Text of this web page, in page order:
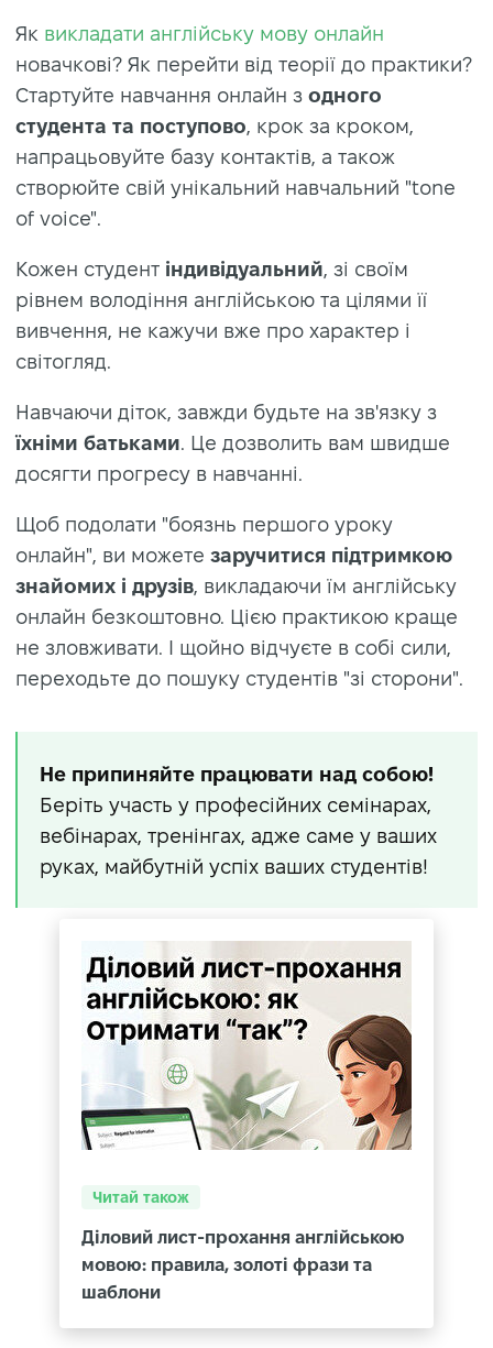
Як викладати англійську мову онлайн
новачкові? Як перейти від теорії до практики?
Стартуйте навчання онлайн з одного
студента та поступово , крок за кроком,
напрацьовуйте базу контактів, а також
створюйте свій унікальний навчальний "tone
of voice".
Кожен студент індивідуальний , зі своїм
рівнем володіння англійською та цілями її
вивчення, не кажучи вже про характер і
світогляд.
Навчаючи діток, завжди будьте на зв'язку з
їхніми батьками . Це дозволить вам швидше
досягти прогресу в навчанні.
Щоб подолати "боязнь першого уроку
онлайн", ви можете заручитися підтримкою
знайомих і друзів , викладаючи їм англійську
онлайн безкоштовно. Цією практикою краще
не зловживати. І щойно відчуєте в собі сили,
переходьте до пошуку студентів "зі сторони".
Не припиняйте працювати над собою!
Беріть участь у професійних семінарах,
вебінарах, тренінгах, адже саме у ваших
руках, майбутній успіх ваших студентів!
Читай також
Діловий лист-прохання англійською
мовою: правила, золоті фрази та
шаблони